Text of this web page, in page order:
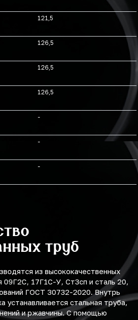
121,5
126,5
126,5
126,5
-
-
-
труб
из высококачественных
09Г2С, 17Г1С-У, Ст3сп и сталь 20,
ГОСТ 30732-2020. Внутрь
устанавливается стальная труба,
и ржавчины. С помощью